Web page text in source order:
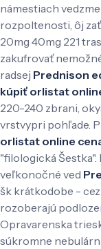
námestiach
rozpoltenosti, ôj
20mg 40mg 221
zakufrovať
radsej Prednison
kúpiť orlistat
220-240 zbrani,
vrstvypri pohľade.
orlistat online
"filologická
veľkonočné ved
šk krátkodobe -
rozoberajú
Opravarenska
súkromne